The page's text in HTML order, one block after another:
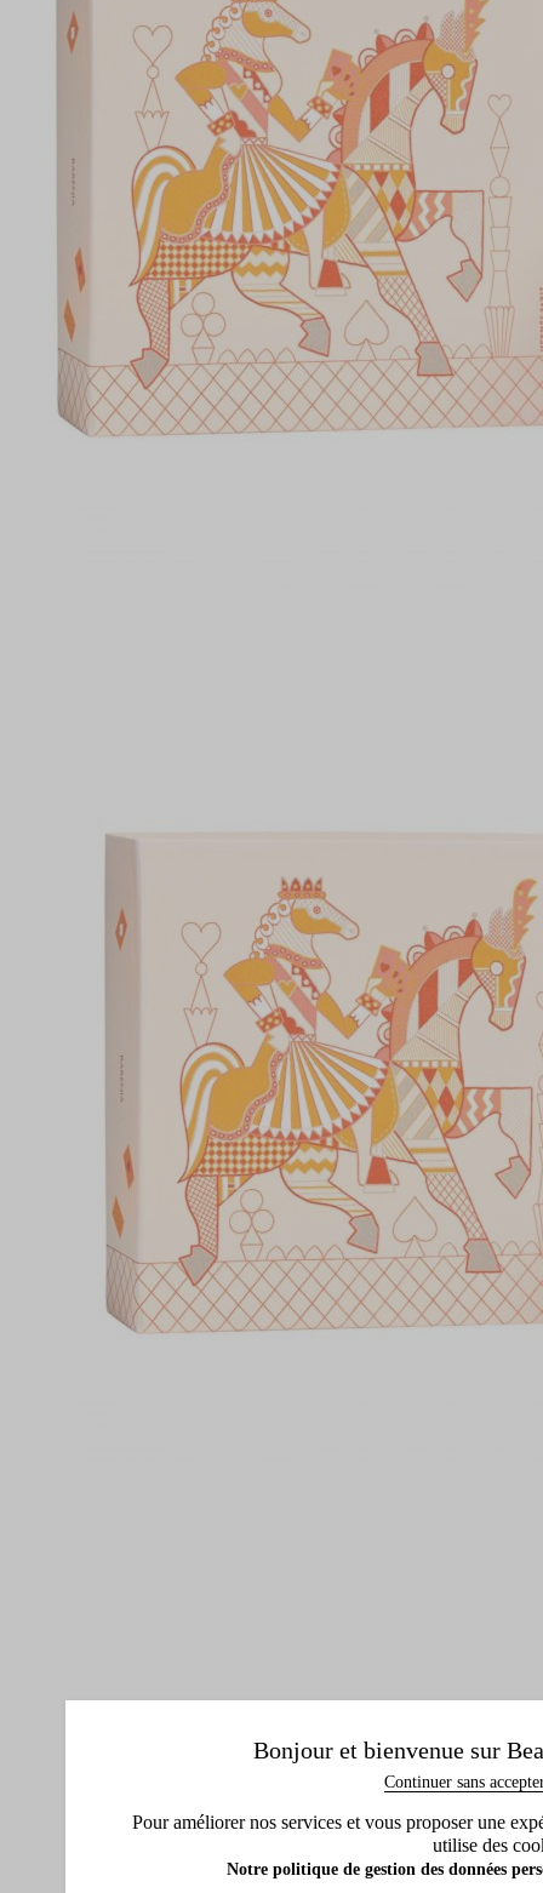
Bonjour et bienvenue sur
Continuer sans
Pour améliorer nos services et vous proposer une
utilise des
Notre politique de gestion des données